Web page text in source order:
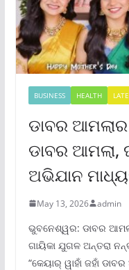
BUSINESS HEALTH
ଡାବର ଆମଲାର
ଡାବର ଆମଲା,
ଅଭିଯାନ
May 13, 2026 admin
ଭୁବନେଶ୍ୱର: ଡାବର
ଗାୟିକା ଯୁଗଳ ଅନ୍ତରା
“କେୟାର୍ ୱାହାଁ ଜହାଁ